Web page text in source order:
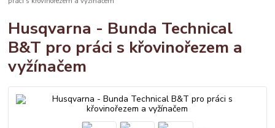
Husqvarna - Bunda Technical
B&T pro práci s křovinořezem a
vyžínačem